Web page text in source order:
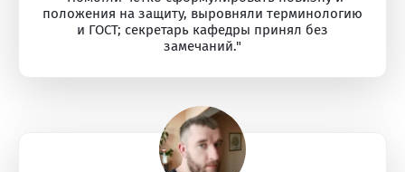
положения на защиту, выровняли терминологию
и ГОСТ; секретарь кафедры принял без
замечаний."